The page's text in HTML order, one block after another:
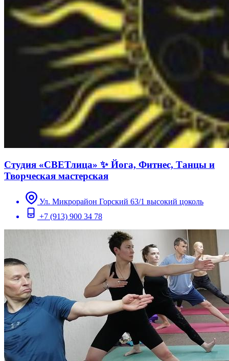
Студия «СВЕТлица» ✨ Йога, Фитнес, Танцы и
Творческая мастерская
Ул. Микрорайон Горский 63/1 высокий цоколь
+7 (913) 900 34 78